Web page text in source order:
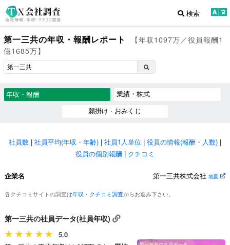
検索
第一三共の年収・報酬レポート
【年収1097万／役員報酬1
億1685万】
年収・報酬
業績・株式
願掛け · おみくじ
社員数 | 社員平均(年収・年齢) | 社員1人単位 | 役員の情報(報酬・人数) |
役員の個別報酬 | クチコミ
企業名 第一三共株式会社 地図
各クチコミサイトの調査は年収・クチコミ調査からお進み下さい。
第一三共の社員データ(社員年収)
5.0